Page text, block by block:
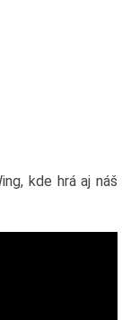
kde hrá aj náš